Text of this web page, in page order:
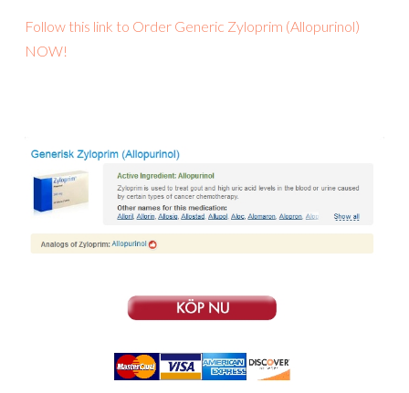
Follow this link to Order Generic Zyloprim (Allopurinol)
NOW!